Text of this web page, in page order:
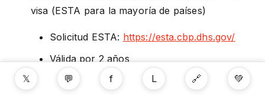
visa (ESTA para la mayoría de países)
Solicitud ESTA: https://esta.cbp.dhs.gov/
Válida por 2 años
Tasa: $14 USD
𝕏 💬 f L 🔗 💚